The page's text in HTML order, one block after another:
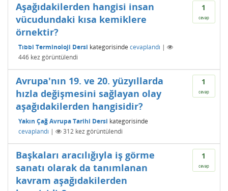
1
cevap
Aşağıdakilerden hangisi insan
vücudundaki kısa kemiklere
örnektir?
Tıbbi Terminoloji Dersi kategorisinde cevaplandı |
446 kez görüntülendi
1
cevap
Avrupa'nın 19. ve 20. yüzyıllarda
hızla değişmesini sağlayan olay
aşağıdakilerden hangisidir?
Yakın Çağ Avrupa Tarihi Dersi kategorisinde
cevaplandı | 312 kez görüntülendi
1
cevap
Başkaları aracılığıyla iş görme
sanatı olarak da tanımlanan
kavram aşağıdakilerden